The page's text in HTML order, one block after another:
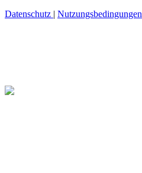
Datenschutz | Nutzungsbedingungen